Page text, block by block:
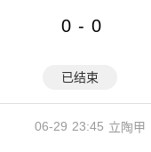
0 - 0
已结束
23:45
06-29 立陶甲